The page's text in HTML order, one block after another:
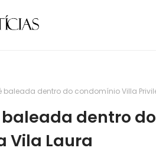
baleada dentro do condomínio Villa
dentro
Vila Laura